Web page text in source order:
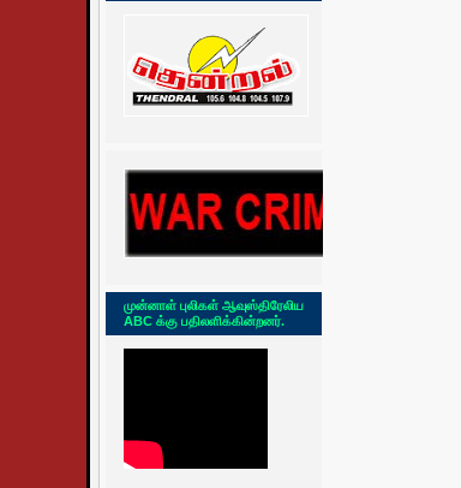
முன்னாள் புலிகள் ஆவுஸ்திரேலிய
ABC க்கு பதிலளிக்கின்றனர்.